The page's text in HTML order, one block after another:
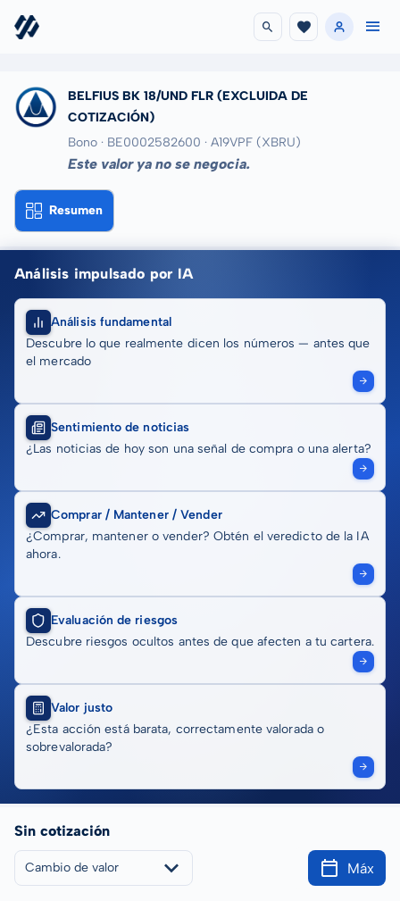
BELFIUS BK 18/UND FLR (EXCLUIDA DE
COTIZACIÓN)
Bono · BE0002582600 · A19VPF (XBRU)
Este valor ya no se negocia.
Resumen
Análisis impulsado por IA
Análisis fundamental
Descubre lo que realmente dicen los números — antes que
el mercado
Sentimiento de noticias
¿Las noticias de hoy son una señal de compra o una alerta?
Comprar / Mantener / Vender
¿Comprar, mantener o vender? Obtén el veredicto de la IA
ahora.
Evaluación de riesgos
Descubre riesgos ocultos antes de que afecten a tu cartera.
Valor justo
¿Esta acción está barata, correctamente valorada o
sobrevalorada?
Sin cotización
Cambio de valor Máx